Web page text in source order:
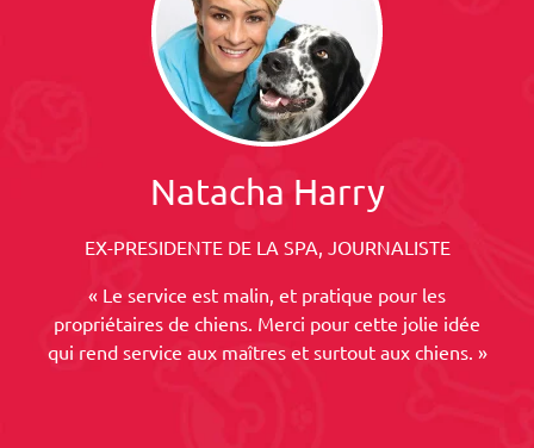
Natacha Harry
EX-PRESIDENTE DE LA SPA, JOURNALISTE
« Le service est malin, et pratique pour les
propriétaires de chiens. Merci pour cette jolie idée
qui rend service aux maîtres et surtout aux chiens. »